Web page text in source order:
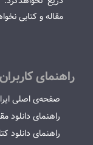
مقاله و کتابی
راهنمای کاربران
صفحه‌ی اصلی
راهنمای دانلود
راهنمای دانلود